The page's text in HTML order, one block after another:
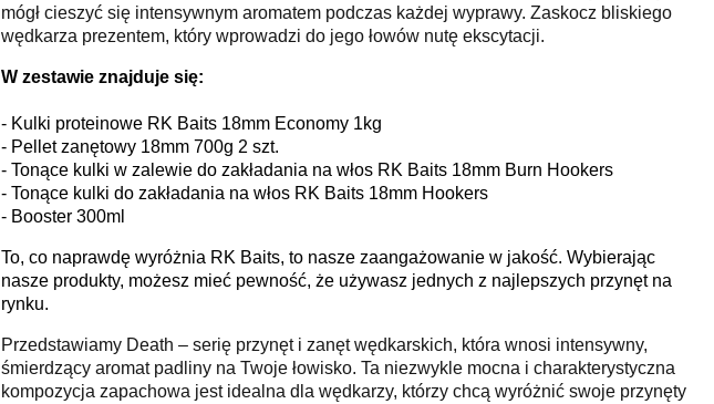
mógł cieszyć się intensywnym aromatem podczas każdej wyprawy. Zaskocz bliskiego
wędkarza prezentem, który wprowadzi do jego łowów nutę ekscytacji.
W zestawie znajduje się:
- Kulki proteinowe RK Baits 18mm Economy 1kg
- Pellet zanętowy 18mm 700g 2 szt.
- Tonące kulki w zalewie do zakładania na włos RK Baits 18mm Burn Hookers
- Tonące kulki do zakładania na włos RK Baits 18mm Hookers
- Booster 300ml
To, co naprawdę wyróżnia RK Baits, to nasze zaangażowanie w jakość. Wybierając
nasze produkty, możesz mieć pewność, że używasz jednych z najlepszych przynęt na
rynku.
Przedstawiamy Death – serię przynęt i zanęt wędkarskich, która wnosi intensywny,
śmierdzący aromat padliny na Twoje łowisko. Ta niezwykle mocna i charakterystyczna
kompozycja zapachowa jest idealna dla wędkarzy, którzy chcą wyróżnić swoje przynęty